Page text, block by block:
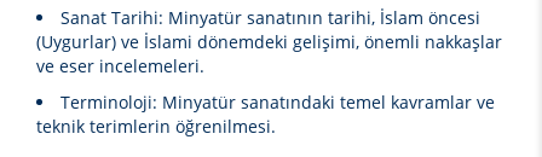
Sanat Tarihi: Minyatür sanatının tarihi, İslam öncesi
(Uygurlar) ve İslami dönemdeki gelişimi, önemli nakkaşlar
ve eser incelemeleri.
Terminoloji: Minyatür sanatındaki temel kavramlar ve
teknik terimlerin öğrenilmesi.